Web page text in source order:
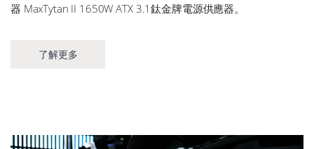
器 MaxTytan II 1650W ATX 3.1鈦金牌電源供應器。
了解更多